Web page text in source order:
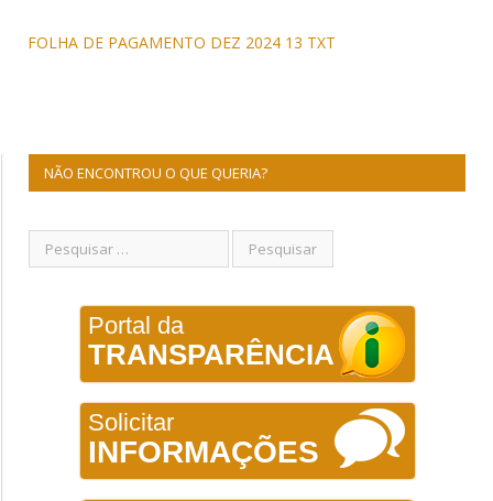
FOLHA DE PAGAMENTO DEZ 2024 13 TXT
NÃO ENCONTROU O QUE QUERIA?
Portal da
TRANSPARÊNCIA
Solicitar
INFORMAÇÕES